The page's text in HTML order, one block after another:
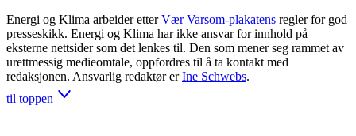
Energi og Klima arbeider etter Vær Varsom-plakatens regler for god
presseskikk. Energi og Klima har ikke ansvar for innhold på
eksterne nettsider som det lenkes til. Den som mener seg rammet av
urettmessig medieomtale, oppfordres til å ta kontakt med
redaksjonen. Ansvarlig redaktør er Ine Schwebs.
til toppen